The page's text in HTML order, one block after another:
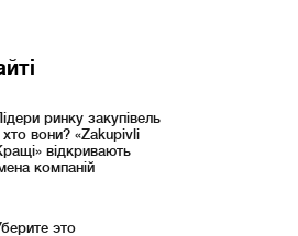
ринку закупівель
вони? «Zakupivli
відкривають
компаній
это